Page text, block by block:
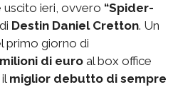
uscito ieri, ovvero “Spider-
di Destin Daniel Cretton. Un
primo giorno di
di euroal box office
miglior debutto di sempre